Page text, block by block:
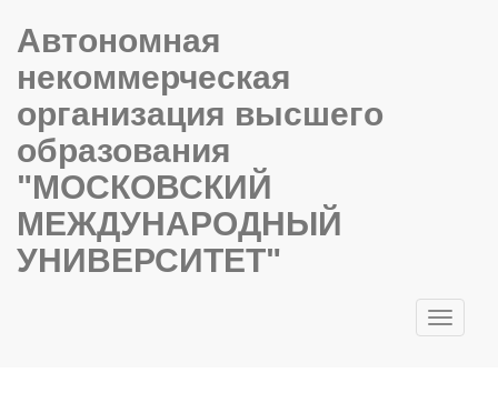
Автономная
некоммерческая
организация высшего
образования
"МОСКОВСКИЙ
МЕЖДУНАРОДНЫЙ
УНИВЕРСИТЕТ"
Toggle